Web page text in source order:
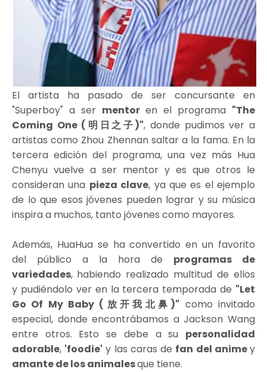
El artista ha pasado de ser concursante en
"Superboy" a ser mentoren el programa "The
Coming One (明日之子)", donde pudimos ver a
artistas como Zhou Zhennan saltar a la fama. En la
tercera edición del programa, una vez más Hua
Chenyu vuelve a ser mentor y es que otros le
consideran una pieza clave, ya que es el ejemplo
de lo que esos jóvenes pueden lograr y su música
inspira a muchos, tanto jóvenes como mayores.
Además, HuaHua se ha convertido en un favorito
del público a la hora de programas de
variedades, habiendo realizado multitud de ellos
y pudiéndolo ver en la tercera temporada de "Let
Go Of My Baby (放开我北鼻)" como invitado
especial, donde encontrábamos a Jackson Wang
entre otros. Esto se debe a su personalidad
adorable, 'foodie' y las caras de fan del animey
amante de los animalesque tiene.